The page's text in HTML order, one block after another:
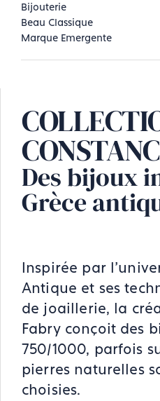
Bijouterie
Beau Classique
Marque Emergente
Des bijoux
Grèce
Inspirée par
Antique et ses
de joaillerie, la
Fabry conçoit des
750/1000, parfois
pierres naturelles
choisies.